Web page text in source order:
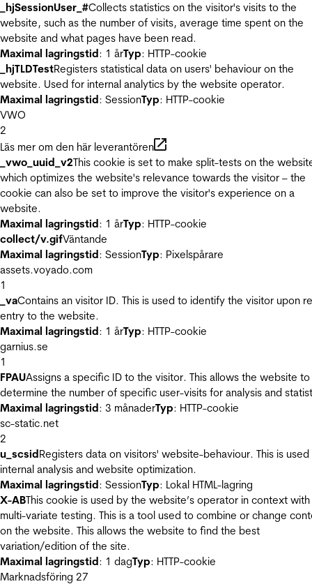
_hjSessionUser_#Collects statistics on the visitor's visits to the
website, such as the number of visits, average time spent on the
website and what pages have been read.
Maximal lagringstid: 1 årTyp: HTTP-cookie
_hjTLDTestRegisters statistical data on users' behaviour on the
website. Used for internal analytics by the website operator.
Maximal lagringstid: SessionTyp: HTTP-cookie
VWO
2
Läs mer om den här leverantören
_vwo_uuid_v2This cookie is set to make split-tests on the
which optimizes the website's relevance towards the visitor – the
cookie can also be set to improve the visitor's experience on a
website.
Maximal lagringstid: 1 årTyp: HTTP-cookie
collect/v.gifVäntande
Maximal lagringstid: SessionTyp: Pixelspårare
assets.voyado.com
1
_vaContains an visitor ID. This is used to identify the visitor upon
entry to the website.
Maximal lagringstid: 1 årTyp: HTTP-cookie
garnius.se
1
FPAUAssigns a specific ID to the visitor. This allows the website to
determine the number of specific user-visits for analysis and
Maximal lagringstid: 3 månaderTyp: HTTP-cookie
sc-static.net
2
u_scsidRegisters data on visitors' website-behaviour. This is
internal analysis and website optimization.
Maximal lagringstid: SessionTyp: Lokal HTML-lagring
X-ABThis cookie is used by the website’s operator in context with
multi-variate testing. This is a tool used to combine or change
on the website. This allows the website to find the best
variation/edition of the site.
Maximal lagringstid: 1 dagTyp: HTTP-cookie
Marknadsföring 27